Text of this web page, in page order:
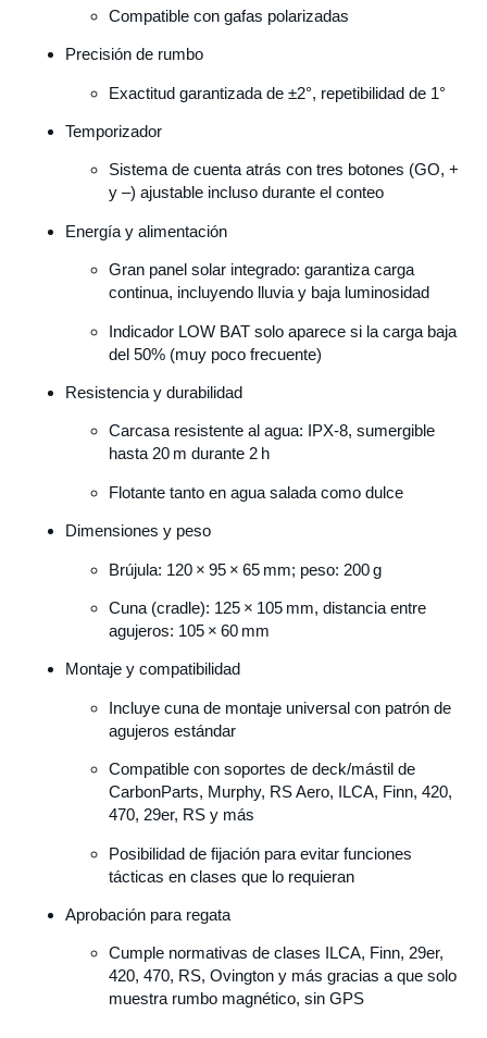
Compatible con gafas polarizadas
Precisión de rumbo
Exactitud garantizada de ±2°, repetibilidad de 1°
Temporizador
Sistema de cuenta atrás con tres botones (GO, +
y –) ajustable incluso durante el conteo
Energía y alimentación
Gran panel solar integrado: garantiza carga
continua, incluyendo lluvia y baja luminosidad
Indicador LOW BAT solo aparece si la carga baja
del 50% (muy poco frecuente)
Resistencia y durabilidad
Carcasa resistente al agua: IPX‑8, sumergible
hasta 20 m durante 2 h
Flotante tanto en agua salada como dulce
Dimensiones y peso
Brújula: 120 × 95 × 65 mm; peso: 200 g
Cuna (cradle): 125 × 105 mm, distancia entre
agujeros: 105 × 60 mm
Montaje y compatibilidad
Incluye cuna de montaje universal con patrón de
agujeros estándar
Compatible con soportes de deck/mástil de
CarbonParts, Murphy, RS Aero, ILCA, Finn, 420,
470, 29er, RS y más
Posibilidad de fijación para evitar funciones
tácticas en clases que lo requieran
Aprobación para regata
Cumple normativas de clases ILCA, Finn, 29er,
420, 470, RS, Ovington y más gracias a que solo
muestra rumbo magnético, sin GPS